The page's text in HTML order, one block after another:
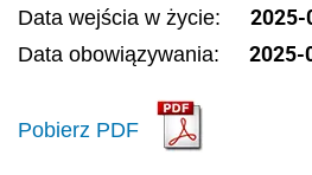
Data wejścia w życie: 2025-
Data obowiązywania: 2025-
Pobierz PDF